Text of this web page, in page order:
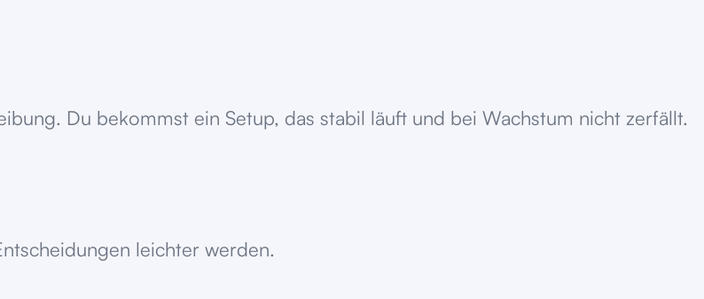
Du bekommst ein Setup, das stabil läuft und bei Wachstum nicht zerfällt.
leichter werden.